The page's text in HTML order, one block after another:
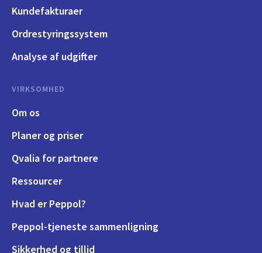
Kundefakturaer
Ordrestyringssystem
Analyse af udgifter
VIRKSOMHED
Om os
Planer og priser
Qvalia for partnere
Ressourcer
Hvad er Peppol?
Peppol-tjeneste sammenligning
Sikkerhed og tillid